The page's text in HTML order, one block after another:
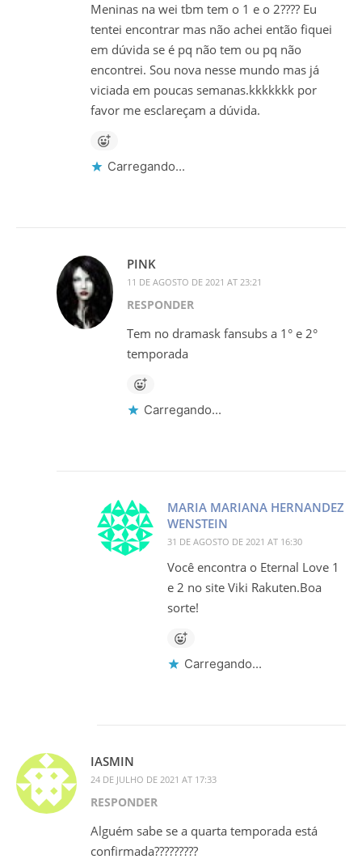
Meninas na wei tbm tem o 1 e o 2???? Eu
tentei encontrar mas não achei então fiquei
em dúvida se é pq não tem ou pq não
encontrei. Sou nova nesse mundo mas já
viciada em poucas semanas.kkkkkkk por
favor me esclareçam a dúvida.
Carregando...
PINK
11 DE AGOSTO DE 2021 AT 23:21
RESPONDER
Tem no dramask fansubs a 1° e 2°
temporada
Carregando...
MARIA MARIANA HERNANDEZ
WENSTEIN
31 DE AGOSTO DE 2021 AT 16:30
Você encontra o Eternal Love 1
e 2 no site Viki Rakuten.Boa
sorte!
Carregando...
IASMIN
24 DE JULHO DE 2021 AT 17:33
RESPONDER
Alguém sabe se a quarta temporada está
confirmada?????????